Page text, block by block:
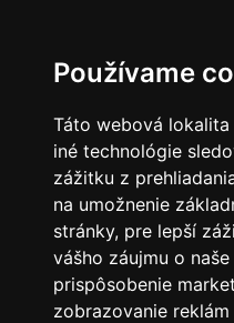
Používame
Táto webová
iné technológie
zážitku z
na umožnenie
stránky, pre lepší
vášho záujmu o
prispôsobenie
zobrazovanie